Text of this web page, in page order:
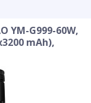
YM-G999-60W,
mAh),